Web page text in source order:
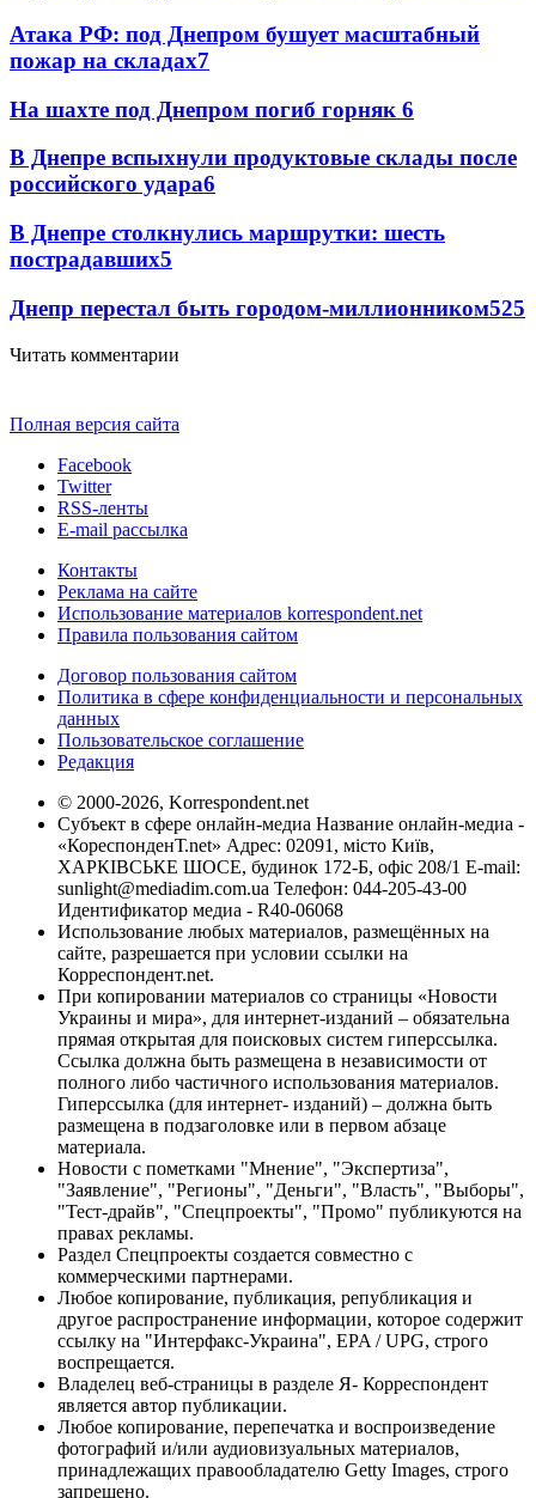
Атака РФ: под Днепром бушует масштабный
пожар на складах7
На шахте под Днепром погиб горняк 6
В Днепре вспыхнули продуктовые склады после
российского удара6
В Днепре столкнулись маршрутки: шесть
пострадавших5
Днепр перестал быть городом-миллионником525
Читать комментарии
Полная версия сайта
Facebook
Twitter
RSS-ленты
E-mail рассылка
Контакты
Реклама на сайте
Использование материалов korrespondent.net
Правила пользования сайтом
Договор пользования сайтом
Политика в сфере конфиденциальности и персональных
данных
Пользовательское соглашение
Редакция
© 2000-2026, Korrespondent.net
Субъект в сфере онлайн-медиа Название онлайн-медиа -
«КореспонденТ.net» Адрес: 02091, місто Київ,
ХАРКІВСЬКЕ ШОСЕ, будинок 172-Б, офіс 208/1 E-mail:
sunlight@mediadim.com.ua Телефон: 044-205-43-00
Идентификатор медиа - R40-06068
Использование любых материалов, размещённых на
сайте, разрешается при условии ссылки на
Корреспондент.net.
При копировании материалов со страницы «Новости
Украины и мира», для интернет-изданий – обязательна
прямая открытая для поисковых систем гиперссылка.
Ссылка должна быть размещена в независимости от
полного либо частичного использования материалов.
Гиперссылка (для интернет- изданий) – должна быть
размещена в подзаголовке или в первом абзаце
материала.
Новости с пометками "Мнение", "Экспертиза",
"Заявление", "Регионы", "Деньги", "Власть", "Выборы",
"Тест-драйв", "Спецпроекты", "Промо" публикуются на
правах рекламы.
Раздел Спецпроекты создается совместно с
коммерческими партнерами.
Любое копирование, публикация, републикация и
другое распространение информации, которое содержит
ссылку на "Интерфакс-Украина", EPA / UPG, строго
воспрещается.
Владелец веб-страницы в разделе Я- Корреспондент
является автор публикации.
Любое копирование, перепечатка и воспроизведение
фотографий и/или аудиовизуальных материалов,
принадлежащих правообладателю Getty Images, строго
запрещено.